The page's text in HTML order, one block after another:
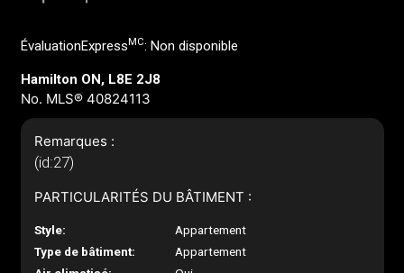
ÉvaluationExpress MC: Non disponible
Hamilton ON, L8E 2J8
No. MLS® 40824113
Remarques :
(id:27)
PARTICULARITÉS DU BÂTIMENT :
Style:
Appartement
Type de bâtiment:
Appartement